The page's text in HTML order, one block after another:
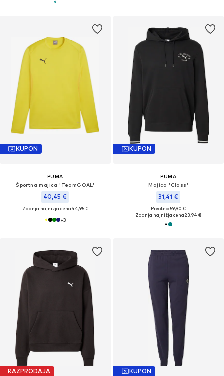
KUPON
PUMA
Športna majica 'TeamGOAL'
40,45 €
Zadnja najnižja cena44,95 €
+3
KUPON
PUMA
Majica 'Class'
31,41 €
Prvotno: 59,90 €
Zadnja najnižja cena23,94 €
RAZPRODAJA KUPON